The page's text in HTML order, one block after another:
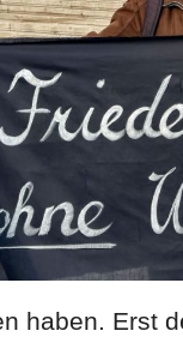
haben. Erst